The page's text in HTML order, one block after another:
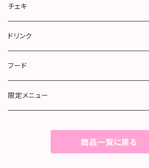
チェキ
ドリンク
フード
限定メニュー
商品一覧に戻る